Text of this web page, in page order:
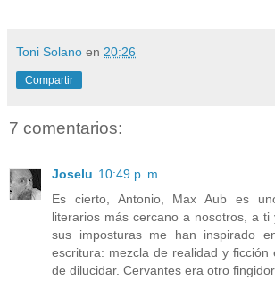
Toni Solano en 20:26
Compartir
7 comentarios:
Joselu 10:49 p. m.
Es cierto, Antonio, Max Aub es
literarios más cercano a nosotros, a
sus imposturas me han inspirado
escritura: mezcla de realidad y ficción
de dilucidar. Cervantes era otro